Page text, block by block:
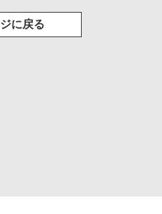
に戻る